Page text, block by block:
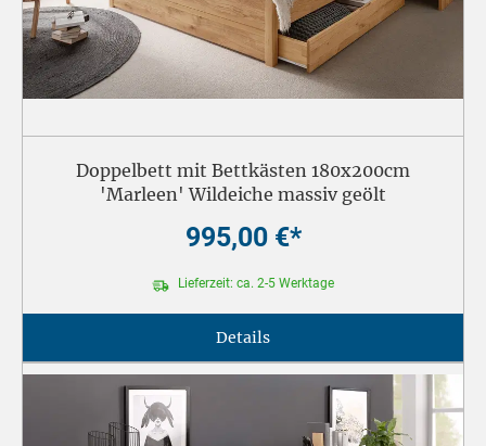
Doppelbett mit Bettkästen 180x200cm
'Marleen' Wildeiche massiv geölt
995,00 €*
Lieferzeit: ca. 2-5 Werktage
Details